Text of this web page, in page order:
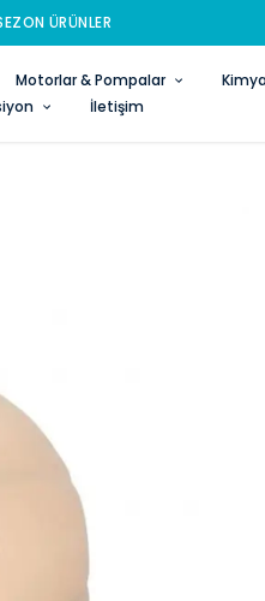
ÜRÜNLER
Motorlar & Pompalar
İletişim